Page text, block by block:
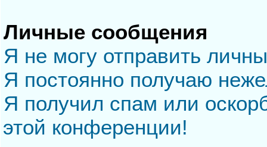
Личные сообщения
Я не могу отправить
Я постоянно получаю
Я получил спам или
этой конференции!